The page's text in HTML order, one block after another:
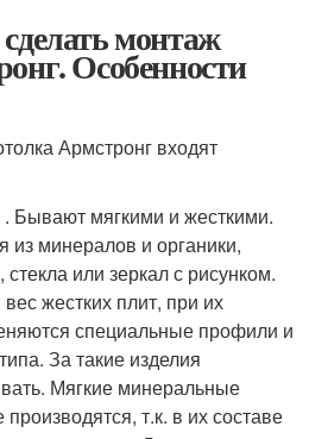
монтаж
Особенности
Армстронг входят
Бывают мягкими и жесткими.
из минералов и органики,
или зеркал с рисунком.
жестких плит, при их
специальные профили и
За такие изделия
Мягкие минеральные
т.к. в их составе